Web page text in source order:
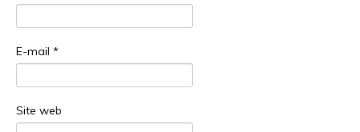
E-mail *
Site web